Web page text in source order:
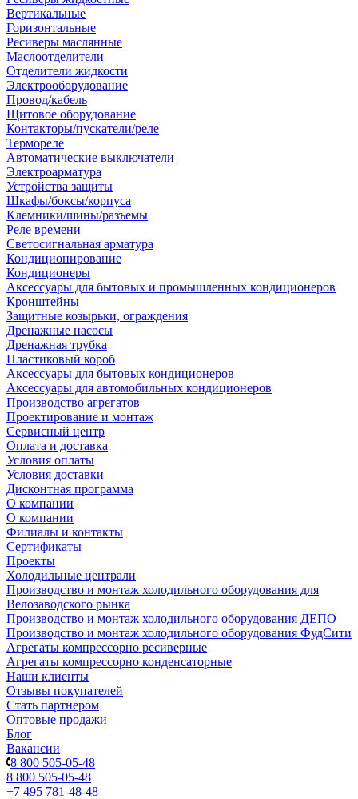
Вертикальные
Горизонтальные
Ресиверы маслянные
Маслоотделители
Отделители жидкости
Электрооборудование
Провод/кабель
Щитовое оборудование
Контакторы/пускатели/реле
Термореле
Автоматические выключатели
Электроарматура
Устройства защиты
Шкафы/боксы/корпуса
Клемники/шины/разъемы
Реле времени
Светосигнальная арматура
Кондиционирование
Кондиционеры
Аксессуары для бытовых и промышленных кондиционеров
Кронштейны
Защитные козырьки, ограждения
Дренажные насосы
Дренажная трубка
Пластиковый короб
Аксессуары для бытовых кондиционеров
Аксессуары для автомобильных кондиционеров
Производство агрегатов
Проектирование и монтаж
Сервисный центр
Оплата и доставка
Условия оплаты
Условия доставки
Дисконтная программа
О компании
О компании
Филиалы и контакты
Сертификаты
Проекты
Холодильные централи
Производство и монтаж холодильного оборудования для
Велозаводского рынка
Производство и монтаж холодильного оборудования ДЕПО
Производство и монтаж холодильного оборудования ФудСити
Агрегаты компрессорно ресиверные
Агрегаты компрессорно конденсаторные
Наши клиенты
Отзывы покупателей
Стать партнером
Оптовые продажи
Блог
Вакансии
8 800 505-05-48
8 800 505-05-48
+7 495 781-48-48